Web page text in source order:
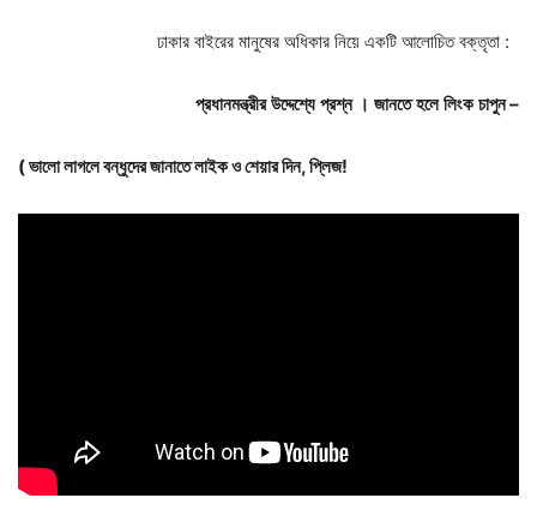
ঢাকার বাইরের মানুষের অধিকার নিয়ে একটি আলোচিত বক্তৃতা :
প্রধানমন্ত্রীর উদ্দেশ্যে প্রশ্ন । জানতে হলে লিংক চাপুন –
( ভালো লাগলে বন্ধুদের জানাতে লাইক ও শেয়ার দিন, প্লিজ!